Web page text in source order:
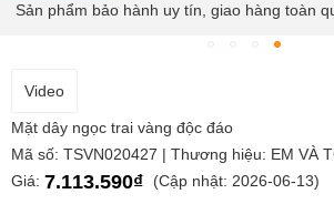
Sản phẩm bảo hành uy tín, giao hàng toàn
Video
Mặt dây ngọc trai vàng độc đáo
Mã số: TSVN020427 | Thương hiệu: EM VÀ
Giá: 7.113.590₫
(Cập nhật: 2026-06-13)